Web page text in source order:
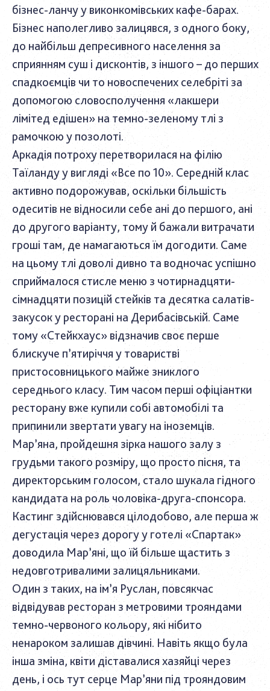
бізнес-ланчу у виконкомівських кафе-барах.
Бізнес наполегливо залицявся, з одного боку,
до найбільш депресивного населення за
сприянням суш і дисконтів, з іншого – до перших
спадкоємців чи то новоспечених селебріті за
допомогою словосполучення «лакшери
лімітед едішен» на темно-зеленому тлі з
рамочкою у позолоті.
Аркадія потроху перетворилася на філію
Таїланду у вигляді «Все по 10». Середній клас
активно подорожував, оскільки більшість
одеситів не відносили себе ані до першого, ані
до другого варіанту, тому й бажали витрачати
гроші там, де намагаються їм догодити. Саме
на цьому тлі доволі дивно та водночас успішно
сприймалося стисле меню з чотирнадцяти-
сімнадцяти позицій стейків та десятка салатів-
закусок у ресторані на Дерибасівській. Саме
тому «Стейкхаус» відзначив своє перше
блискуче п’ятиріччя у товаристві
пристосовницького майже зниклого
середнього класу. Тим часом перші офіціантки
ресторану вже купили собі автомобілі та
припинили звертати увагу на іноземців.
Мар’яна, пройдешня зірка нашого залу з
грудьми такого розміру, що просто пісня, та
директорським голосом, стало шукала гідного
кандидата на роль чоловіка-друга-спонсора.
Кастинг здійснювався цілодобово, але перша ж
дегустація через дорогу у готелі «Спартак»
доводила Мар’яні, що їй більше щастить з
недовготривалими залицяльниками.
Один з таких, на ім’я Руслан, повсякчас
відвідував ресторан з метровими трояндами
темно-червоного кольору, які нібито
ненароком залишав дівчині. Навіть якщо була
інша зміна, квіти діставалися хазяйці через
день, і ось тут серце Мар’яни під трояндовим